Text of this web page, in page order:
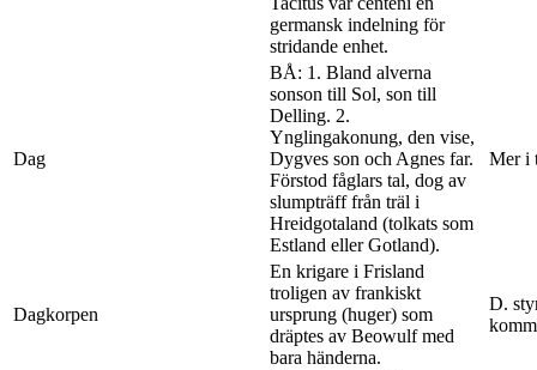
germansk indelning för
stridande enhet.
Dag
BÅ: 1. Bland alverna
sonson till Sol, son till
Delling. 2.
Ynglingakonung, den vise,
Dygves son och Agnes far.
Förstod fåglars tal, dog av
slumpträff från träl i
Hreidgotaland (tolkats som
Estland eller Gotland).
Mer i
Dagkorpen
En krigare i Frisland
troligen av frankiskt
ursprung (huger) som
dräptes av Beowulf med
bara händerna.
D.